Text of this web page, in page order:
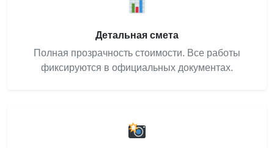
Детальная смета
Полная прозрачность стоимости. Все работы
фиксируются в официальных документах.